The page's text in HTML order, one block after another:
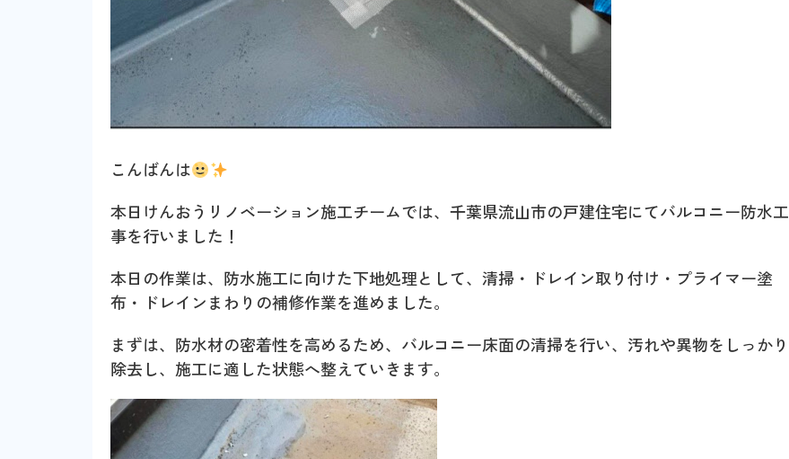
こんばんは
本日けんおうリノベーション施工チームでは、千葉県流山市の戸建住宅にてバルコニー防水工
事を行いました！
本日の作業は、防水施工に向けた下地処理として、清掃・ドレイン取り付け・プライマー塗
布・ドレインまわりの補修作業を進めました。
まずは、防水材の密着性を高めるため、バルコニー床面の清掃を行い、汚れや異物をしっかり
除去し、施工に適した状態へ整えていきます。